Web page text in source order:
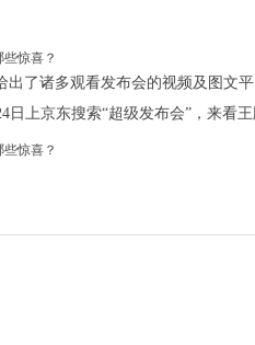
出了诸多观看发布会的视频及图文
上京东搜索“超级发布会”，来看王